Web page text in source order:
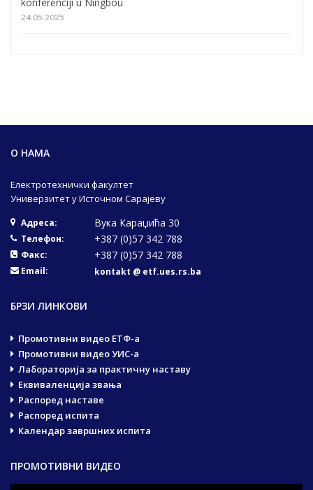
24.05.2025
О НАМА
Електротехнички факултет
Универзитет у Источном Сарајеву
Адреса: Вука Караџића 30
Телефон: +387 (0)57 342 788
Факс: +387 (0)57 342 788
Email: kontakt @ etf.ues.rs.ba
БРЗИ ЛИНКОВИ
Промотивни видео ЕТФ-а
Промотивни видео УИС-а
Лабораторија за практичну наставу
Еквиваленција звања
Распоред наставе
Распоред испита
Календар завршних испита
ПРОМОТИВНИ ВИДЕО